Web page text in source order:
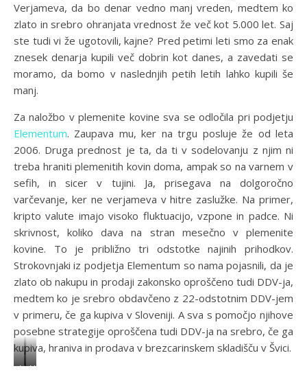
Verjameva, da bo denar vedno manj vreden, medtem ko
zlato in srebro ohranjata vrednost že več kot 5.000 let. Saj
ste tudi vi že ugotovili, kajne? Pred petimi leti smo za enak
znesek denarja kupili več dobrin kot danes, a zavedati se
moramo, da bomo v naslednjih petih letih lahko kupili še
manj.
Za naložbo v plemenite kovine sva se odločila pri podjetju
Elementum. Zaupava mu, ker na trgu posluje že od leta
2006. Druga prednost je ta, da ti v sodelovanju z njim ni
treba hraniti plemenitih kovin doma, ampak so na varnem v
sefih, in sicer v tujini. Ja, prisegava na dolgoročno
varčevanje, ker ne verjameva v hitre zaslužke. Na primer,
kripto valute imajo visoko fluktuacijo, vzpone in padce. Ni
skrivnost, koliko dava na stran mesečno v plemenite
kovine. To je približno tri odstotke najinih prihodkov.
Strokovnjaki iz podjetja Elementum so nama pojasnili, da je
zlato ob nakupu in prodaji zakonsko oproščeno tudi DDV-ja,
medtem ko je srebro obdavčeno z 22-odstotnim DDV-jem
v primeru, če ga kupiva v Sloveniji. A sva s pomočjo njihove
posebne strategije oproščena tudi DDV-ja na srebro, če ga
kupiva, hraniva in prodava v brezcarinskem skladišču v Švici.
V V